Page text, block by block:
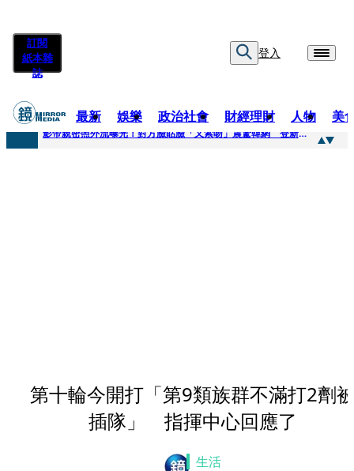
訂閱
紙本雜
誌
登入
最新 娛樂 政治社會 財經理財 人物 美
快訊
影帝親密照外流曝光！對方臉貼臉「又索吻」震驚韓網 登新聞熱搜第一
第十輪今開打「第9類族群不滿打2劑
插隊」 指揮中心回應了
生活